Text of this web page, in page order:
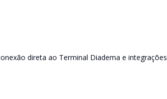
direta ao Terminal Diadema e integrações